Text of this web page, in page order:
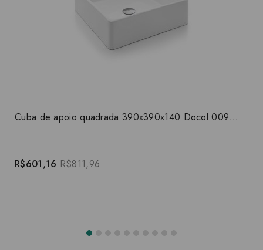
Cuba de apoio quadrada 390x390x140 Docol 00969926
R$601,16 R$811,96